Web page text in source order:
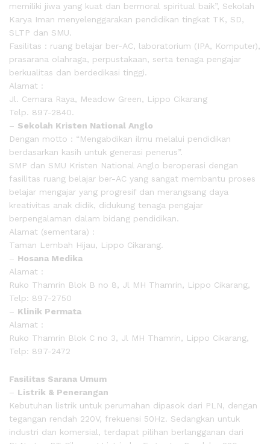
memiliki jiwa yang kuat dan bermoral spiritual baik”, Sekolah
Karya Iman menyelenggarakan pendidikan tingkat TK, SD,
SLTP dan SMU.
Fasilitas : ruang belajar ber-AC, laboratorium (IPA, Komputer),
prasarana olahraga, perpustakaan, serta tenaga pengajar
berkualitas dan berdedikasi tinggi.
Alamat :
Jl. Cemara Raya, Meadow Green, Lippo Cikarang
Telp. 897-2840.
– Sekolah Kristen National Anglo
Dengan motto : “Mengabdikan ilmu melalui pendidikan
berdasarkan kasih untuk generasi penerus”.
SMP dan SMU Kristen National Anglo beroperasi dengan
fasilitas ruang belajar ber-AC yang sangat membantu proses
belajar mengajar yang progresif dan merangsang daya
kreativitas anak didik, didukung tenaga pengajar
berpengalaman dalam bidang pendidikan.
Alamat (sementara) :
Taman Lembah Hijau, Lippo Cikarang.
– Hosana Medika
Alamat :
Ruko Thamrin Blok B no 8, Jl MH Thamrin, Lippo Cikarang,
Telp: 897-2750
– Klinik Permata
Alamat :
Ruko Thamrin Blok C no 3, Jl MH Thamrin, Lippo Cikarang,
Telp: 897-2472
Fasilitas Sarana Umum
– Listrik & Penerangan
Kebutuhan listrik untuk perumahan dipasok dari PLN, dengan
tegangan rendah 220V, frekuensi 50Hz. Sedangkan untuk
industri dan komersial, terdapat pilihan berlangganan dari